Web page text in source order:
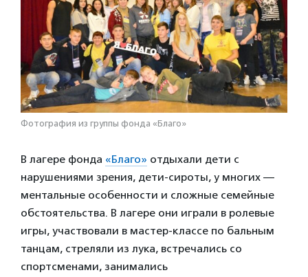
Фотография из группы фонда «Благо»
В лагере фонда «Благо» отдыхали дети с
нарушениями зрения, дети-сироты, у многих —
ментальные особенности и сложные семейные
обстоятельства. В лагере они играли в ролевые
игры, участвовали в мастер-классе по бальным
танцам, стреляли из лука, встречались со
спортсменами, занимались